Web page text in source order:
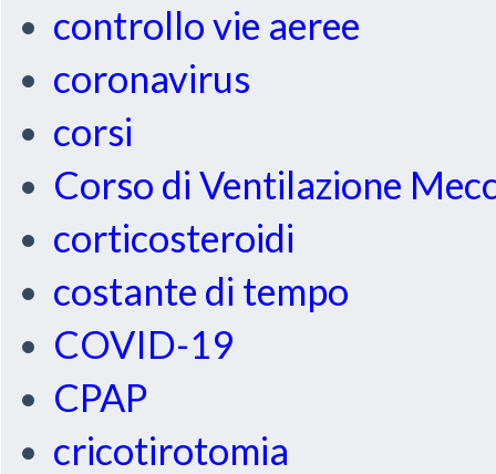
controllo vie aeree
coronavirus
corsi
Corso di Ventilazione
corticosteroidi
costante di tempo
COVID-19
CPAP
cricotirotomia